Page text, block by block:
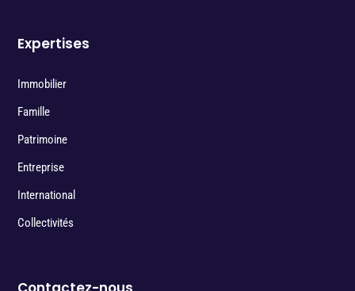
Expertises
Immobilier
Famille
Patrimoine
Entreprise
International
Collectivités